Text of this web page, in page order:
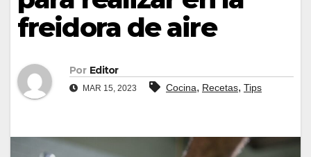
freidora de aire
Por Editor
MAR 15, 2023 Cocina, Recetas, Tips